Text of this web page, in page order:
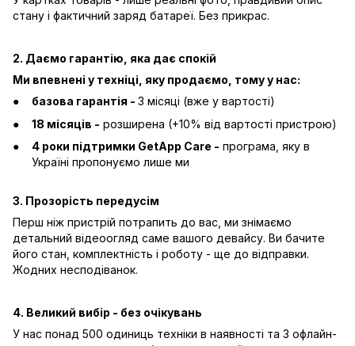
стану і фактичний заряд батареї. Без прикрас.
2. Даємо гарантію, яка дає спокій
Ми впевнені у техніці, яку продаємо, тому у нас:
базова гарантія - 3 місяці (вже у вартості)
18 місяців - розширена (+10% від вартості пристрою)
4 роки підтримки GetApp Care - програма, яку в
Україні пропонуємо лише ми
3. Прозорість передусім
Перш ніж пристрій потрапить до вас, ми знімаємо
детальний відеоогляд саме вашого девайсу. Ви бачите
його стан, комплектність і роботу - ще до відправки.
Жодних несподіванок.
4. Великий вибір - без очікувань
У нас понад 500 одиниць техніки в наявності та 3 офлайн-